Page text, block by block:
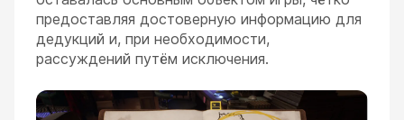
предоставляя достоверную информацию для
дедукций и, при необходимости,
рассуждений путём исключения.